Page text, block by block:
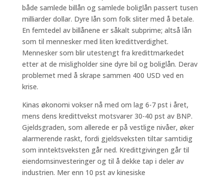
både samlede billån og samlede boliglån passert tusen
milliarder dollar. Dyre lån som folk sliter med å betale.
En femtedel av billånene er såkalt subprime; altså lån
som til mennesker med liten kredittverdighet.
Mennesker som blir utestengt fra kredittmarkedet
etter at de misligholder sine dyre bil og boliglån. Derav
problemet med å skrape sammen 400 USD ved en
krise.
Kinas økonomi vokser nå med om lag 6-7 pst i året,
mens dens kredittvekst motsvarer 30-40 pst av BNP.
Gjeldsgraden, som allerede er på vestlige nivåer, øker
alarmerende raskt, fordi gjeldsveksten tiltar samtidig
som inntektsveksten går ned. Kredittgivingen går til
eiendomsinvesteringer og til å dekke tap i deler av
industrien. Mer enn 10 pst av kinesiske